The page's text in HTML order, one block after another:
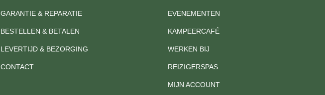
GARANTIE & REPARATIE
BESTELLEN & BETALEN
LEVERTIJD & BEZORGING
CONTACT
EVENEMENTEN
KAMPEERCAFÉ
WERKEN BIJ
REIZIGERSPAS
MIJN ACCOUNT